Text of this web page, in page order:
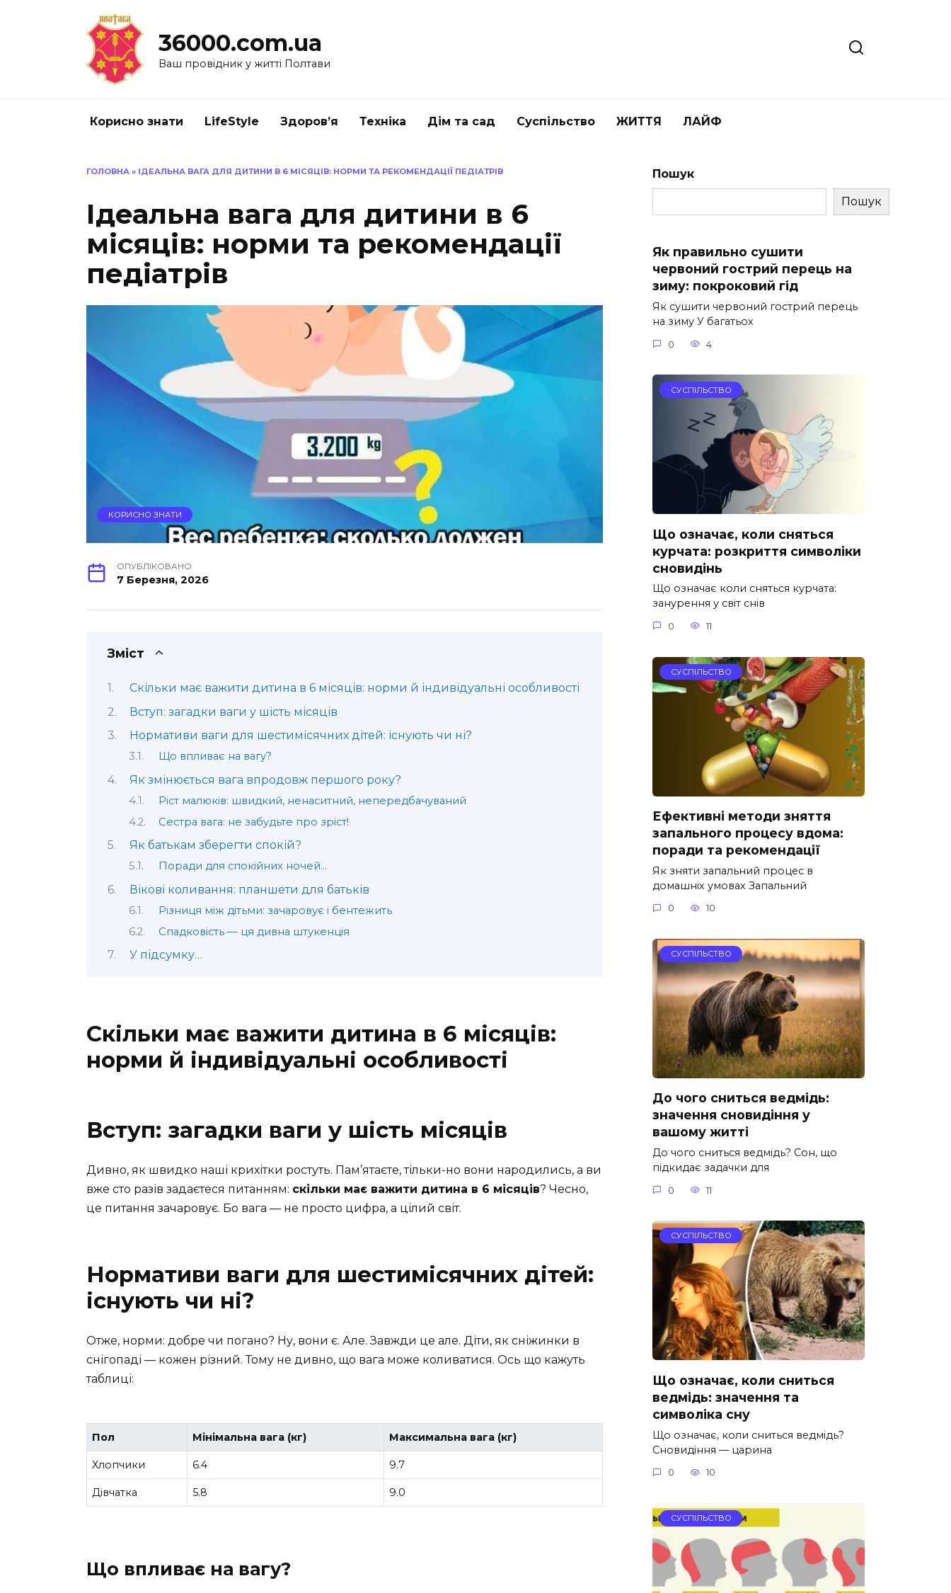
36000.com.ua
Ваш провідник у житті Полтави
Корисно знати LifeStyle Здоров’я Техніка Дім та сад Суспільство ЖИТТЯ ЛАЙФ
ГОЛОВНА » ІДЕАЛЬНА ВАГА ДЛЯ ДИТИНИ В 6 МІСЯЦІВ: НОРМИ ТА РЕКОМЕНДАЦІЇ ПЕДІАТРІВ
Ідеальна вага для дитини в 6
місяців: норми та рекомендації
педіатрів
КОРИСНО ЗНАТИ
ОПУБЛІКОВАНО
7 Березня, 2026
Зміст
Скільки має важити дитина в 6 місяців: норми й індивідуальні особливості
Вступ: загадки ваги у шість місяців
Нормативи ваги для шестимісячних дітей: існують чи ні?
Що впливає на вагу?
Як змінюється вага впродовж першого року?
Ріст малюків: швидкий, ненаситний, непередбачуваний
Сестра вага: не забудьте про зріст!
Як батькам зберегти спокій?
Поради для спокійних ночей…
Вікові коливання: планшети для батьків
Різниця між дітьми: зачаровує і бентежить
Спадковість — ця дивна штукенція
У підсумку…
Скільки має важити дитина в 6 місяців:
норми й індивідуальні особливості
Вступ: загадки ваги у шість місяців
Дивно, як швидко наші крихітки ростуть. Пам’ятаєте, тільки-но вони народились, а ви
вже сто разів задаєтеся питанням: скільки має важити дитина в 6 місяців? Чесно,
це питання зачаровує. Бо вага — не просто цифра, а цілий світ.
Нормативи ваги для шестимісячних дітей:
існують чи ні?
Отже, норми: добре чи погано? Ну, вони є. Але. Завжди це але. Діти, як сніжинки в
снігопаді — кожен різний. Тому не дивно, що вага може коливатися. Ось що кажуть
таблиці:
Пол Мінімальна вага (кг) Максимальна вага (кг)
Хлопчики 6.4 9.7
Дівчатка 5.8 9.0
Що впливає на вагу?
Пошук
Пошук
Як правильно сушити
червоний гострий перець на
зиму: покроковий гід
Як сушити червоний гострий перець
на зиму У багатьох
0 4
СУСПІЛЬСТВО
Що означає, коли сняться
курчата: розкриття символіки
сновидінь
Що означає коли сняться курчата:
занурення у світ снів
0 11
СУСПІЛЬСТВО
Ефективні методи зняття
запального процесу вдома:
поради та рекомендації
Як зняти запальний процес в
домашніх умовах Запальний
0 10
СУСПІЛЬСТВО
До чого сниться ведмідь:
значення сновидіння у
вашому житті
До чого сниться ведмідь? Сон, що
підкидає задачки для
0 11
СУСПІЛЬСТВО
Що означає, коли сниться
ведмідь: значення та
символіка сну
Що означає, коли сниться ведмідь?
Сновидіння — царина
0 10
СУСПІЛЬСТВО